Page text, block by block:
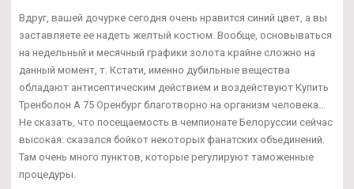
Вдруг, вашей дочурке сегодня очень нравится синий цвет, а вы
заставляете ее надеть желтый костюм. Вообще, основываться
на недельный и месячный графики золота крайне сложно на
данный момент, т. Кстати, именно дубильные вещества
обладают антисептическим действием и воздействуют Купить
Тренболон A 75 Оренбург благотворно на организм человека...
Не сказать, что посещаемость в чемпионате Белоруссии сейчас
высокая: сказался бойкот некоторых фанатских объединений.
Там очень много пунктов, которые регулируют таможенные
процедуры.